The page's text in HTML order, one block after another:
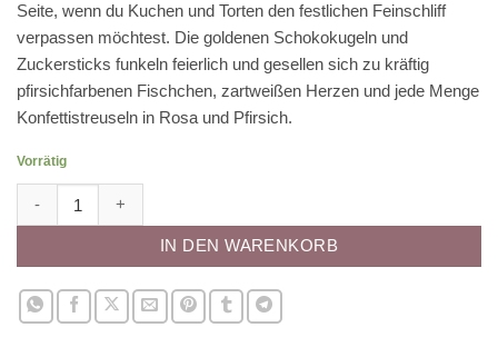
Seite, wenn du Kuchen und Torten den festlichen Feinschliff
verpassen möchtest. Die goldenen Schokokugeln und
Zuckersticks funkeln feierlich und gesellen sich zu kräftig
pfirsichfarbenen Fischchen, zartweißen Herzen und jede Menge
Konfettistreuseln in Rosa und Pfirsich.
Vorrätig
IN DEN WARENKORB